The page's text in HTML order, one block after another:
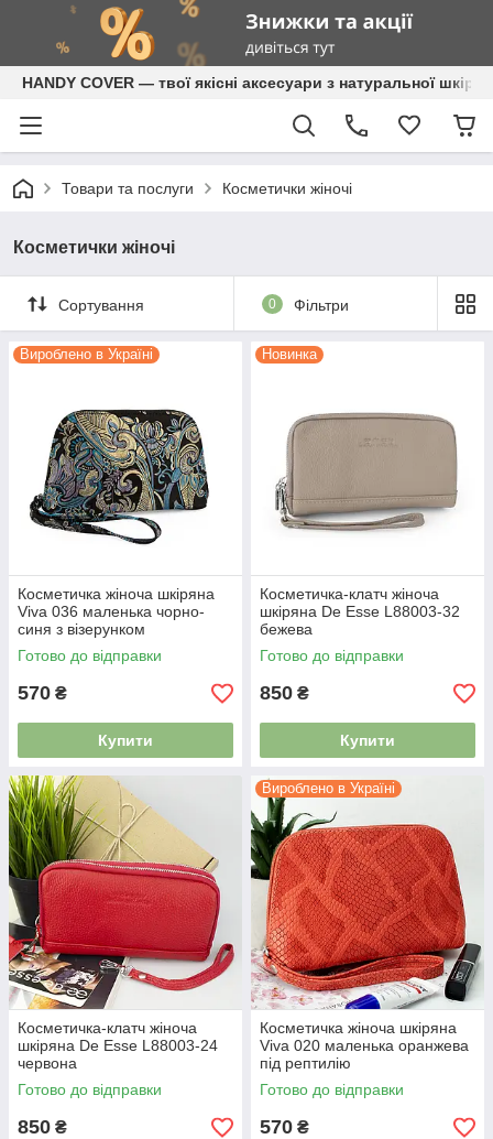
HANDY COVER — твої якісні аксесуари з натуральної шкіри
Товари та послуги Косметички жіночі
Косметички жіночі
Сортування 0 Фільтри
Вироблено в Україні
Косметичка жіноча шкіряна
Viva 036 маленька чорно-
синя з візерунком
Готово до відправки
570 ₴
Купити
Новинка
Косметичка-клатч жіноча
шкіряна De Esse L88003-32
бежева
Готово до відправки
850 ₴
Купити
Косметичка-клатч жіноча
шкіряна De Esse L88003-24
червона
Готово до відправки
850 ₴
Вироблено в Україні
Косметичка жіноча шкіряна
Viva 020 маленька оранжева
під рептилію
Готово до відправки
570 ₴